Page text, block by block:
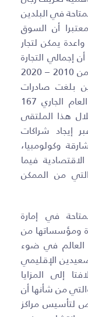
في البلدين
أن السوق
يمكن لتجار
إجمالي التجارة
الخارجية بين الإمارات وكولومبيا خلال الفترة من 2010 – 2020
دولار في حين بلغت صادرات
الإمارات لكولومبيا في النصف الأول من العام الجاري 167
هذا الملتقى
إيجاد شراكات
وكولومبيا،
فيما
من الممكن
في إمارة
ومؤسساتها من
العالم في ضوء
الإقليمي
إلى المزايا
من شأنها أن
لتأسيس مراكز